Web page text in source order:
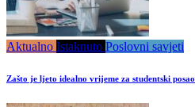
Aktualno Istaknuto Poslovni savjeti
Zašto je ljeto idealno vrijeme za studentski posao